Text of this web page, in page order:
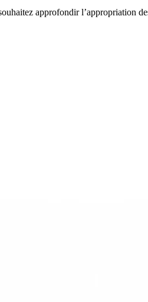
approfondir l’appropriation